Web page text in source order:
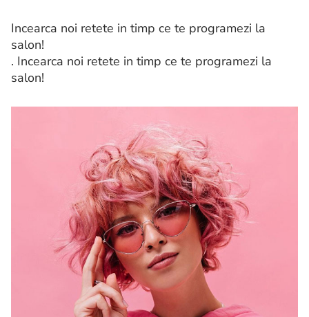
Incearca noi retete in timp ce te programezi la
salon!
. Incearca noi retete in timp ce te programezi la
salon!